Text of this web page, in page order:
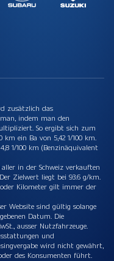
zusätzlich das
indem man den
So ergibt sich zum
km ein Ba von 5,42 1/100 km.
1/100 km (Benzinäquivalent
aller in der Schweiz verkauften
Zielwert liegt bei 93.6 g/km.
Kilometer gilt immer der
Website sind gültig solange
Datum. Die
ausser Nutzfahrzeuge.
und
wird nicht gewährt,
des Konsumenten führt.